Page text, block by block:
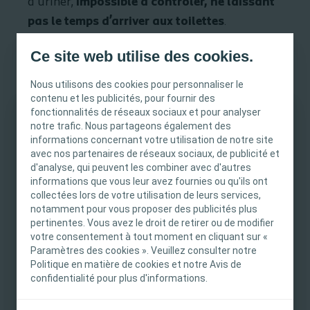
Ce site web utilise des cookies.
Nous utilisons des cookies pour personnaliser le
contenu et les publicités, pour fournir des
fonctionnalités de réseaux sociaux et pour analyser
notre trafic. Nous partageons également des
informations concernant votre utilisation de notre site
avec nos partenaires de réseaux sociaux, de publicité et
d'analyse, qui peuvent les combiner avec d'autres
informations que vous leur avez fournies ou qu'ils ont
collectées lors de votre utilisation de leurs services,
notamment pour vous proposer des publicités plus
pertinentes. Vous avez le droit de retirer ou de modifier
votre consentement à tout moment en cliquant sur «
Paramètres des cookies ». Veuillez consulter notre
Politique en matière de cookies et notre Avis de
confidentialité pour plus d'informations.
INFORMATION IMPORTANTE
Ce site est destiné uniquement aux
professionnels de santé français tels que définis
dans le Code de la santé publique français. Le
contenu du site est destiné à l’information et
l’éducation et peut ne pas être adapté à toutes
les juridictions. Coloplast ne fournit pas de
conseils médicaux. Le professionnel de santé est
seul responsable du choix du traitement pour les
pas le temps d’arriver aux toilettes.
Conditions de survenue: survient le jour et la
Cause: liée à une vessie irritable ou
hyperactive →contractions inappropriées